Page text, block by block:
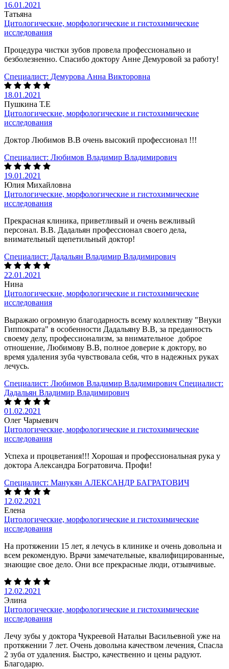
16.01.2021
Татьяна
Цитологические, морфологические и гистохимические
исследования
Процедура чистки зубов провела профессионально и
безболезненно. Спасибо доктору Анне Демуровой за работу!
Специалист: Демурова Анна Викторовна
18.01.2021
Пушкина Т.Е
Цитологические, морфологические и гистохимические
исследования
Доктор Любимов В.В очень высокий профессионал !!!
Специалист: Любимов Владимир Владимирович
19.01.2021
Юлия Михайловна
Цитологические, морфологические и гистохимические
исследования
Прекрасная клиника, приветливый и очень вежливый
персонал. В.В. Дадальян профессионал своего дела,
внимательный щепетильный доктор!
Специалист: Дадальян Владимир Владимирович
22.01.2021
Нина
Цитологические, морфологические и гистохимические
исследования
Выражаю огромную благодарность всему коллективу "Внуки
Гиппократа" в особенности Дадальяну В.В, за преданность
своему делу, профессионализм, за внимательное доброе
отношение, Любимову В.В, полное доверие к доктору, во
время удаления зуба чувствовала себя, что в надежных руках
лечусь.
Специалист: Любимов Владимир Владимирович Специалист:
Дадальян Владимир Владимирович
01.02.2021
Олег Чарыевич
Цитологические, морфологические и гистохимические
исследования
Успеха и процветания!!! Хорошая и профессиональная рука у
доктора Александра Богратовича. Профи!
Специалист: Манукян АЛЕКСАНДР БАГРАТОВИЧ
12.02.2021
Елена
Цитологические, морфологические и гистохимические
исследования
На протяжении 15 лет, я лечусь в клинике и очень довольна и
всем рекомендую. Врачи замечательные, квалифицированные,
знающие свое дело. Они все прекрасные люди, отзывчивые.
12.02.2021
Элина
Цитологические, морфологические и гистохимические
исследования
Лечу зубы у доктора Чукреевой Натальи Васильевной уже на
протяжении 7 лет. Очень довольна качеством лечения, Спасла
2 зуба от удаления. Быстро, качественно и цены радуют.
Благодарю.